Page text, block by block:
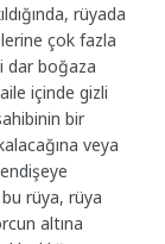
rüyada
çok fazla
dar boğaza
içinde gizli
bir
veya
rüya, rüya
altına